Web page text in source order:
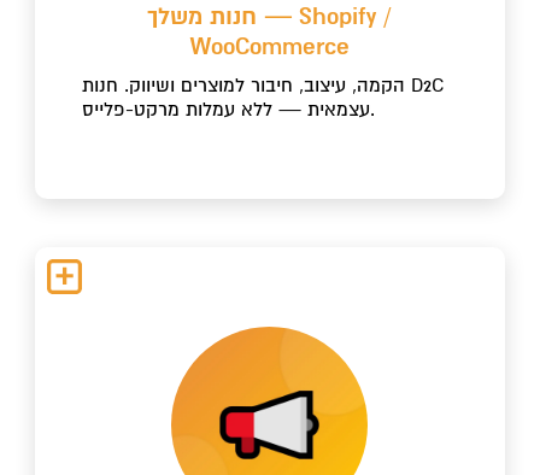
חנות משלך — Shopify /
WooCommerce
הקמה, עיצוב, חיבור למוצרים ושיווק. חנות D2C
עצמאית — ללא עמלות מרקט-פלייס.